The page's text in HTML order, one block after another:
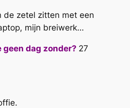
de zetel zitten met een
mijn breiwerk…
geen dag zonder? 27